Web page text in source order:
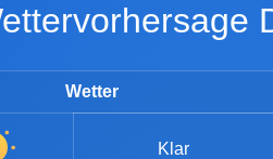
Wetter
Klar